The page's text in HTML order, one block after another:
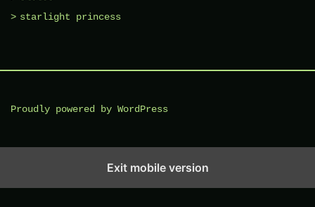
starlight princess
Proudly powered by WordPress
Exit mobile version